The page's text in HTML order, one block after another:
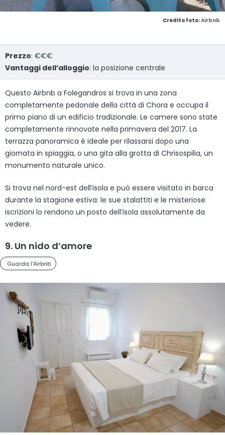
Credito foto:Airbnb
Prezzo: €€€
Vantaggi dell’alloggio: la posizione centrale
Questo Airbnb a Folegandros si trova in una zona
completamente pedonale della città di Chora e occupa il
primo piano di un edificio tradizionale. Le camere sono state
completamente rinnovate nella primavera del 2017. La
terrazza panoramica è ideale per rilassarsi dopo una
giornata in spiaggia, o una gita alla grotta di Chrisospilia, un
monumento naturale unico.
Si trova nel nord-est dell’isola e può essere visitato in barca
durante la stagione estiva: le sue stalattiti e le misteriose
iscrizioni lo rendono un posto dell’isola assolutamente da
vedere.
9. Un nido d’amore
Guarda l'Airbnb